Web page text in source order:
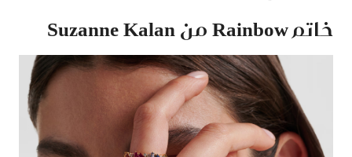
خاتم Rainbow من Suzanne Kalan